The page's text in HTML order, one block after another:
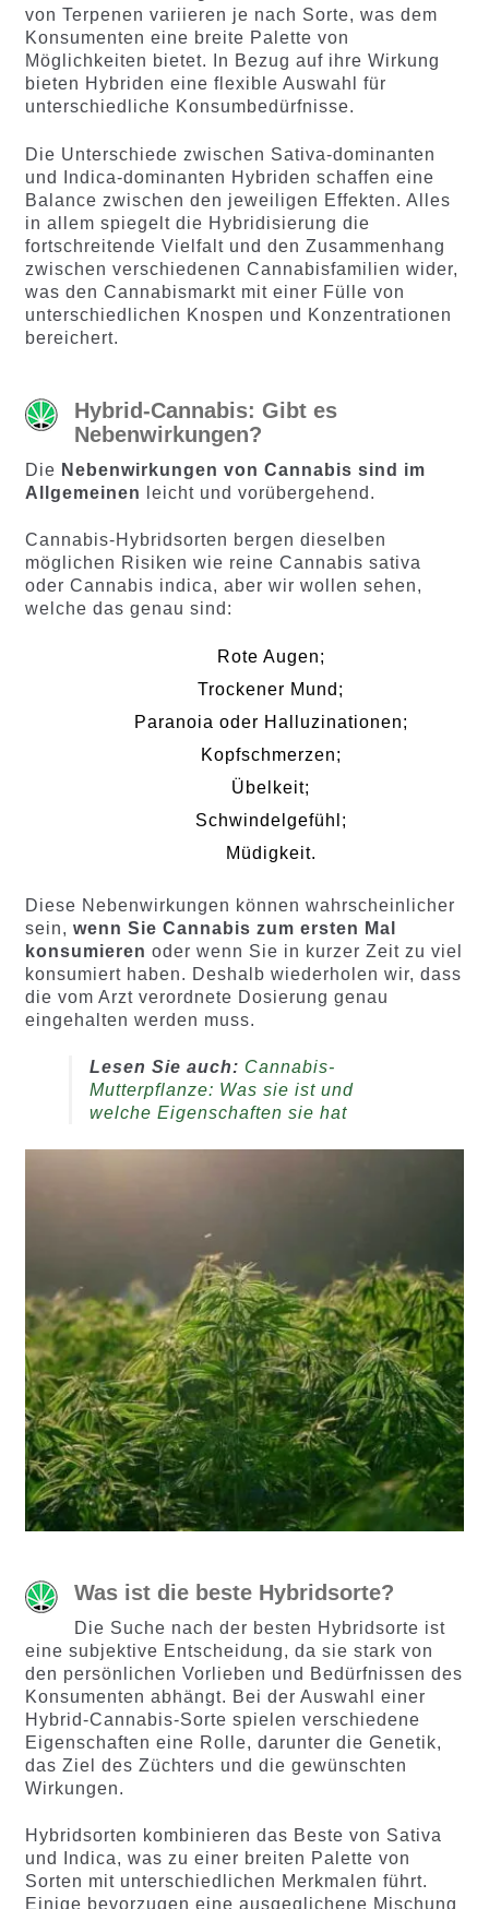
von Terpenen variieren je nach Sorte, was dem
Konsumenten eine breite Palette von
Möglichkeiten bietet. In Bezug auf ihre Wirkung
bieten Hybriden eine flexible Auswahl für
unterschiedliche Konsumbedürfnisse.
Die Unterschiede zwischen Sativa-dominanten
und Indica-dominanten Hybriden schaffen eine
Balance zwischen den jeweiligen Effekten. Alles
in allem spiegelt die Hybridisierung die
fortschreitende Vielfalt und den Zusammenhang
zwischen verschiedenen Cannabisfamilien wider,
was den Cannabismarkt mit einer Fülle von
unterschiedlichen Knospen und Konzentrationen
bereichert.
Hybrid-Cannabis: Gibt es
Nebenwirkungen?
Die Nebenwirkungen von Cannabis sind im
Allgemeinen leicht und vorübergehend.
Cannabis-Hybridsorten bergen dieselben
möglichen Risiken wie reine Cannabis sativa
oder Cannabis indica, aber wir wollen sehen,
welche das genau sind:
Rote Augen;
Trockener Mund;
Paranoia oder Halluzinationen;
Kopfschmerzen;
Übelkeit;
Schwindelgefühl;
Müdigkeit.
Diese Nebenwirkungen können wahrscheinlicher
sein, wenn Sie Cannabis zum ersten Mal
konsumieren oder wenn Sie in kurzer Zeit zu viel
konsumiert haben. Deshalb wiederholen wir, dass
die vom Arzt verordnete Dosierung genau
eingehalten werden muss.
Lesen Sie auch: Cannabis-
Mutterpflanze: Was sie ist und
welche Eigenschaften sie hat
Was ist die beste Hybridsorte?
Die Suche nach der besten Hybridsorte ist
eine subjektive Entscheidung, da sie stark von
den persönlichen Vorlieben und Bedürfnissen des
Konsumenten abhängt. Bei der Auswahl einer
Hybrid-Cannabis-Sorte spielen verschiedene
Eigenschaften eine Rolle, darunter die Genetik,
das Ziel des Züchters und die gewünschten
Wirkungen.
Hybridsorten kombinieren das Beste von Sativa
und Indica, was zu einer breiten Palette von
Sorten mit unterschiedlichen Merkmalen führt.
Einige bevorzugen eine ausgeglichene Mischung